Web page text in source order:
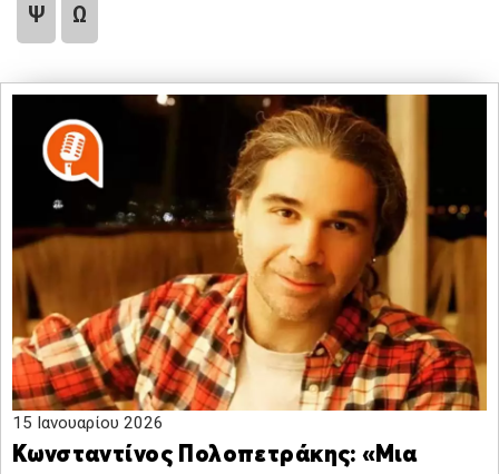
Ψ Ω
15 Ιανουαρίου 2026
Κωνσταντίνος Πολοπετράκης: «Μια